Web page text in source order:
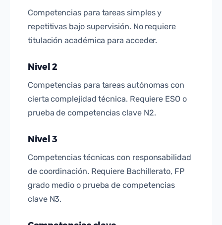
Competencias para tareas simples y
repetitivas bajo supervisión. No requiere
titulación académica para acceder.
Nivel 2
Competencias para tareas autónomas con
cierta complejidad técnica. Requiere ESO o
prueba de competencias clave N2.
Nivel 3
Competencias técnicas con responsabilidad
de coordinación. Requiere Bachillerato, FP
grado medio o prueba de competencias
clave N3.